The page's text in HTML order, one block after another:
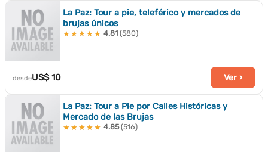
La Paz: Tour a pie, teleférico y mercados de
brujas únicos
★★★★★
★★★★★ 4.81 (580)
desdeUS$ 10 Ver ›
La Paz: Tour a Pie por Calles Históricas y
Mercado de las Brujas
★★★★★
★★★★★ 4.85(516)